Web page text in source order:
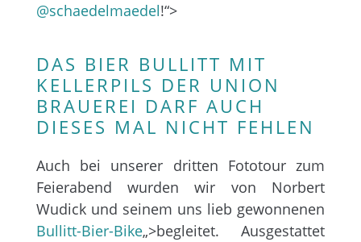
@schaedelmaedel!“>
DAS BIER BULLITT MIT
KELLERPILS DER UNION
BRAUEREI DARF AUCH
DIESES MAL NICHT FEHLEN
Auch bei unserer dritten Fototour zum
Feierabend wurden wir von Norbert
Wudick und seinem uns lieb gewonnenen
Bullitt-Bier-Bike„>begleitet. Ausgestattet